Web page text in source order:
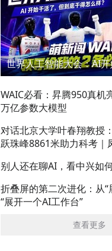
WAIC必看：昇腾950真机
万亿参数大模型
对话北京大学叶春翔教授
跃珠峰8861米助力科考｜
别人还在聊AI，看中兴如
折叠屏的第二次进化：从“
“展开一个AI工作台”
查看更多